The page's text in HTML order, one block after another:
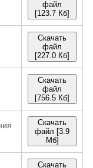
файл
[123.7 Кб]
Скачать
файл
[227.0 Кб]
Скачать
файл
[756.5 Кб]
Скачать
файл [3.9
Мб]
Скачать